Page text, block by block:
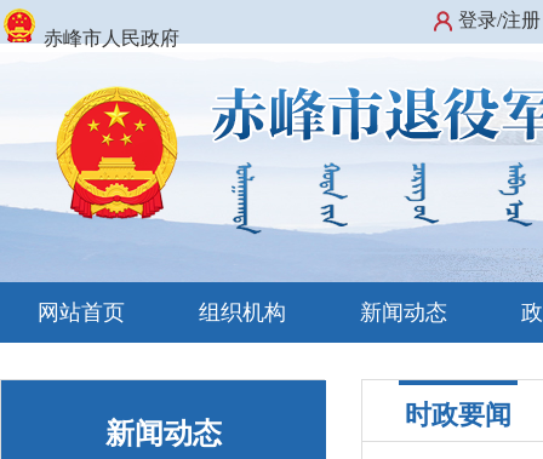
赤峰市人民政府
登录/注册
网站首页 组织机构 新闻动态
新闻动态
时政要闻